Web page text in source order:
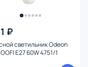
₽
светильник Odeon
E27 60W 4751/1